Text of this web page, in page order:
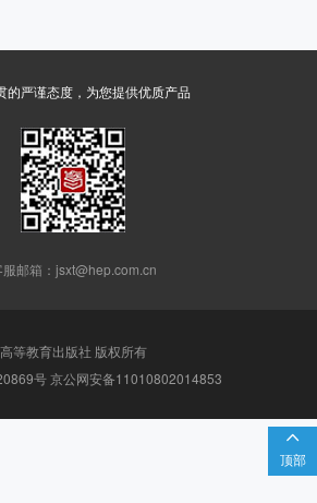

顶部
的严谨态度，为您提供优质产品
服邮箱：jsxt@hep.com.cn
高等教育出版社 版权所有
号 京公网安备11010802014853